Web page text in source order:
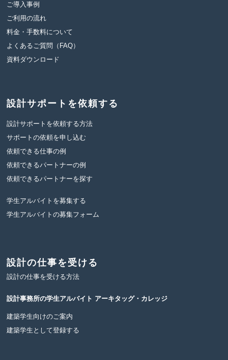
ご導入事例
ご利用の流れ
料金・手数料について
よくあるご質問（FAQ）
資料ダウンロード
設計サポートを依頼する
設計サポートを依頼する方法
サポートの依頼を申し込む
依頼できる仕事の例
依頼できるパートナーの例
依頼できるパートナーを探す
学生アルバイトを募集する
学生アルバイトの募集フォーム
設計の仕事を受ける
設計の仕事を受ける方法
設計事務所の学生アルバイト アーキタッグ・カレッジ
建築学生向けのご案内
建築学生として登録する